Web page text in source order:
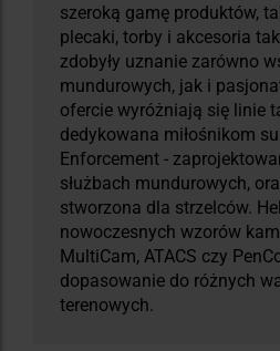
szeroką gamę produktów,
plecaki, torby i akcesoria
zdobyły uznanie zarówno
mundurowych, jak i
ofercie wyróżniają się linie
dedykowana miłośnikom
Enforcement -
służbach mundurowych,
stworzona dla strzelców.
nowoczesnych wzorów
MultiCam, ATACS czy
dopasowanie do różnych
terenowych.